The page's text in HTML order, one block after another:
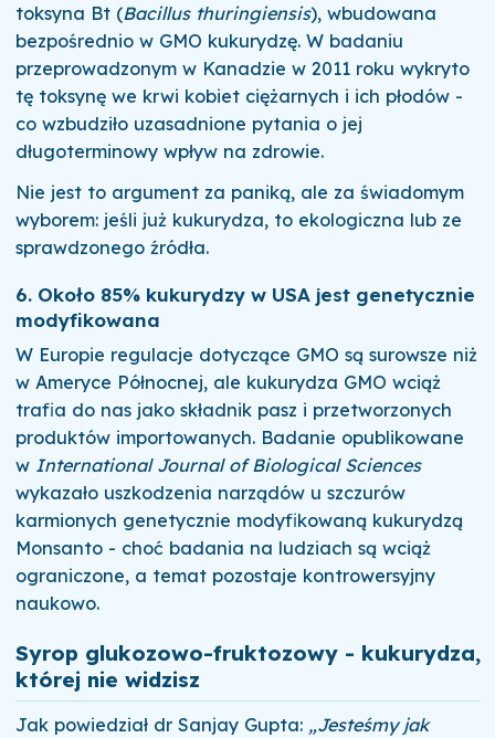
toksyna Bt (Bacillus thuringiensis), wbudowana
bezpośrednio w GMO kukurydzę. W badaniu
przeprowadzonym w Kanadzie w 2011 roku wykryto
tę toksynę we krwi kobiet ciężarnych i ich płodów -
co wzbudziło uzasadnione pytania o jej
długoterminowy wpływ na zdrowie.
Nie jest to argument za paniką, ale za świadomym
wyborem: jeśli już kukurydza, to ekologiczna lub ze
sprawdzonego źródła.
6. Około 85% kukurydzy w USA jest genetycznie
modyfikowana
W Europie regulacje dotyczące GMO są surowsze niż
w Ameryce Północnej, ale kukurydza GMO wciąż
trafia do nas jako składnik pasz i przetworzonych
produktów importowanych. Badanie opublikowane
w International Journal of Biological Sciences
wykazało uszkodzenia narządów u szczurów
karmionych genetycznie modyfikowaną kukurydzą
Monsanto - choć badania na ludziach są wciąż
ograniczone, a temat pozostaje kontrowersyjny
naukowo.
Syrop glukozowo-fruktozowy - kukurydza,
której nie widzisz
Jak powiedział dr Sanjay Gupta: „Jesteśmy jak